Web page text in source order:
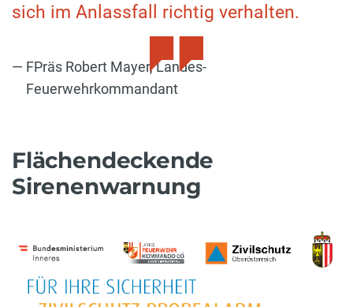
sich im Anlassfall richtig verhalten.
FPräs Robert Mayer, Landes-
Feuerwehrkommandant
Flächendeckende
Sirenenwarnung